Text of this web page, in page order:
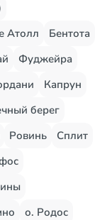
Атолл
Бентота
Фуджейра
Капрун
берег
Ровинь
Сплит
о. Родос